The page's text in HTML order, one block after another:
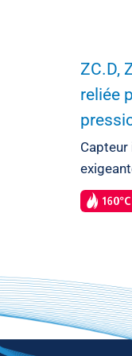
ZC.D,
reliée